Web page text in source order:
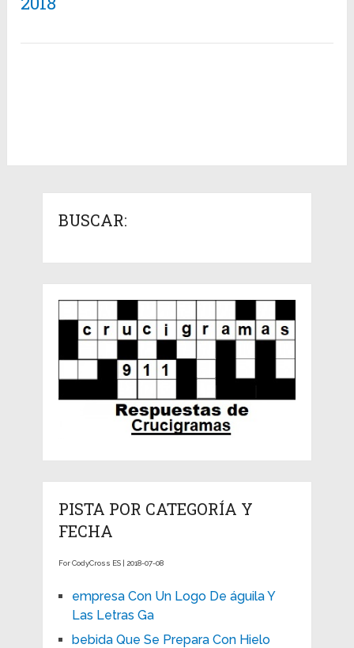
BUSCAR:
PISTA POR CATEGORÍA Y
FECHA
For CodyCross ES | 2018-07-08
empresa Con Un Logo De águila Y
Las Letras Ga
bebida Que Se Prepara Con Hielo